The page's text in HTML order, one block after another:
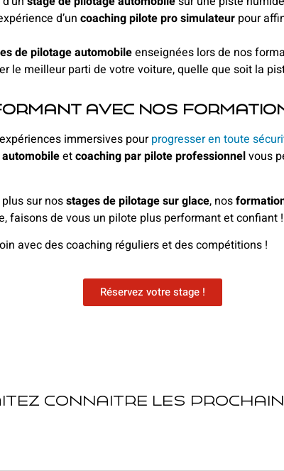
d’un coaching pilote pro simulateur pour
de pilotage automobileenseignées lors de nos
le meilleur parti de votre voiture, quelle que soit la
avec nos
immersives pourprogresser en toute
etcoaching par pilote professionnelvous
sur nosstages de pilotage sur glace, nos
faisons de vous un pilote plus performant et confiant !
avec des coaching réguliers et des compétitions !
Réservez votre stage !
connaitre les